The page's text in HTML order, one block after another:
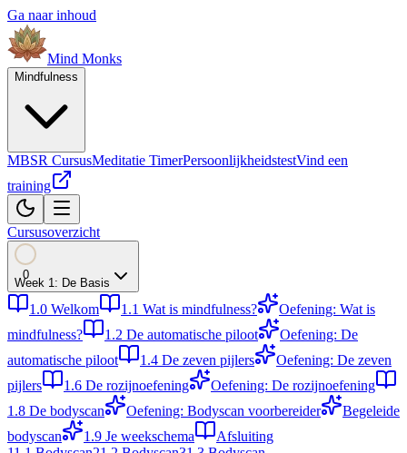
Ga naar inhoud
Mind Monks
Mindfulness
MBSR CursusMeditatie TimerPersoonlijkheidstestVind een
training
Cursusoverzicht
0
Week 1: De Basis
1.0 Welkom 1.1 Wat is mindfulness?
Oefening: Wat is
mindfulness?
1.2 De automatische piloot
Oefening: De
automatische piloot
1.4 De zeven pijlers
Oefening: De zeven
pijlers
1.6 De rozijnoefening
Oefening: De rozijnoefening
1.8 De bodyscan Oefening: Bodyscan voorbereider
Begeleide
bodyscan
1.9 Je weekschema
Afsluiting